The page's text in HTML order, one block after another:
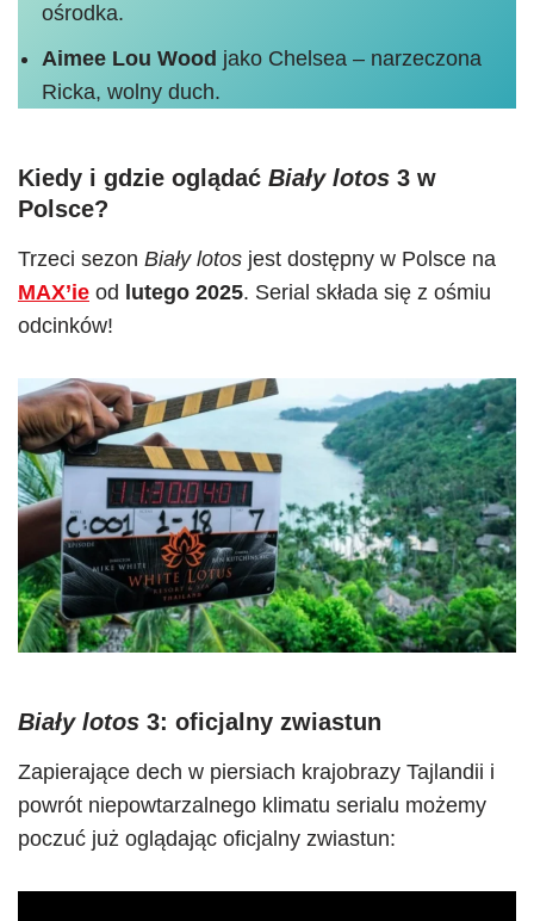
ośrodka.
Aimee Lou Wood jako Chelsea – narzeczona
Ricka, wolny duch.
Kiedy i gdzie oglądać Biały lotos 3 w
Polsce?
Trzeci sezon Biały lotos jest dostępny w Polsce na
MAX’ie od lutego 2025. Serial składa się z ośmiu
odcinków!
Biały lotos 3: oficjalny zwiastun
Zapierające dech w piersiach krajobrazy Tajlandii i
powrót niepowtarzalnego klimatu serialu możemy
poczuć już oglądając oficjalny zwiastun: